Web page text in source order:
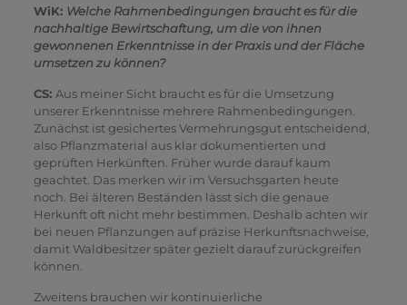
WiK: Welche Rahmenbedingungen braucht es für die
nachhaltige Bewirtschaftung, um die von ihnen
gewonnenen Erkenntnisse in der Praxis und der Fläche
umsetzen zu können?
CS: Aus meiner Sicht braucht es für die Umsetzung
unserer Erkenntnisse mehrere Rahmenbedingungen.
Zunächst ist gesichertes Vermehrungsgut entscheidend,
also Pflanzmaterial aus klar dokumentierten und
geprüften Herkünften. Früher wurde darauf kaum
geachtet. Das merken wir im Versuchsgarten heute
noch. Bei älteren Beständen lässt sich die genaue
Herkunft oft nicht mehr bestimmen. Deshalb achten wir
bei neuen Pflanzungen auf präzise Herkunftsnachweise,
damit Waldbesitzer später gezielt darauf zurückgreifen
können.
Zweitens brauchen wir kontinuierliche